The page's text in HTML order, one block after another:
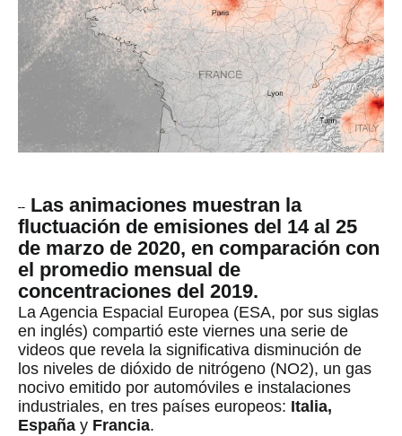
-- Las animaciones muestran la
fluctuación de emisiones del 14 al 25
de marzo de 2020, en comparación con
el promedio mensual de
concentraciones del 2019.
La Agencia Espacial Europea (ESA, por sus siglas
en inglés) compartió este viernes una serie de
videos que revela la significativa disminución de
los niveles de dióxido de nitrógeno (NO2), un gas
nocivo emitido por automóviles e instalaciones
industriales, en tres países europeos: Italia,
España y Francia.